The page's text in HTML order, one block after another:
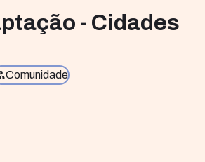
- Cidades
Comunidade